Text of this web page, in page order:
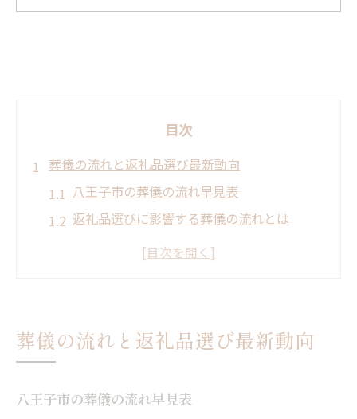
目次
葬儀の流れと返礼品選び最新動向
八王子市の葬儀の流れ早見表
返礼品選びに影響する葬儀の流れとは
現代の葬儀返礼品トレンドを知る
返礼品の選び方も葬儀の流れで変わる理由
葬儀の流れごとに異なる返礼品の選択肢
どのタイミングで返礼品が必要になるか
葬儀の流れと返礼品選び最新動向
八王子市の葬儀の流れ早見表